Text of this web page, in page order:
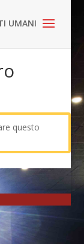
questo